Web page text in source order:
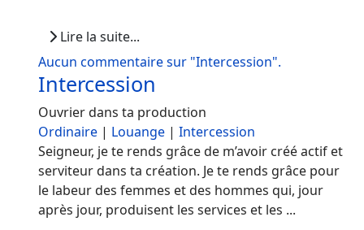
Lire la suite...
Aucun commentaire sur "Intercession".
Intercession
Ouvrier dans ta production
Ordinaire | Louange | Intercession
Seigneur, je te rends grâce de m’avoir créé actif et
serviteur dans ta création. Je te rends grâce pour
le labeur des femmes et des hommes qui, jour
après jour, produisent les services et les ...